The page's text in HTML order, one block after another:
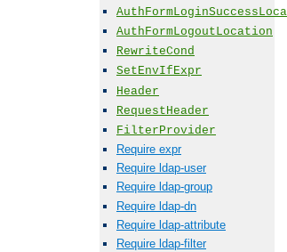
AuthFormLogoutLocation
RewriteCond
SetEnvIfExpr
Header
RequestHeader
FilterProvider
Require expr
Require ldap-user
Require ldap-group
Require ldap-dn
Require ldap-attribute
Require ldap-filter